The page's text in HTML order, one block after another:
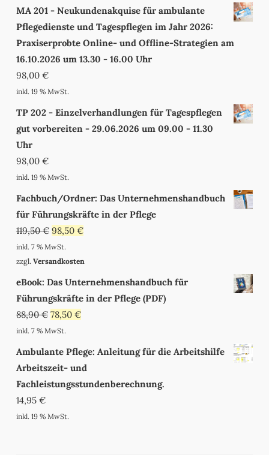
MA 201 - Neukundenakquise für ambulante
Pflegedienste und Tagespflegen im Jahr 2026:
Praxiserprobte Online- und Offline-Strategien am
16.10.2026 um 13.30 - 16.00 Uhr
98,00 €
inkl. 19 % MwSt.
TP 202 - Einzelverhandlungen für Tagespflegen
gut vorbereiten - 29.06.2026 um 09.00 - 11.30
Uhr
98,00 €
inkl. 19 % MwSt.
Fachbuch/Ordner: Das Unternehmenshandbuch
für Führungskräfte in der Pflege
119,50€ 98,50 €
inkl. 7 % MwSt.
zzgl. Versandkosten
eBook: Das Unternehmenshandbuch für
Führungskräfte in der Pflege (PDF)
88,90€ 78,50 €
inkl. 7 % MwSt.
Ambulante Pflege: Anleitung für die Arbeitshilfe
Arbeitszeit- und
Fachleistungsstundenberechnung.
14,95 €
inkl. 19 % MwSt.